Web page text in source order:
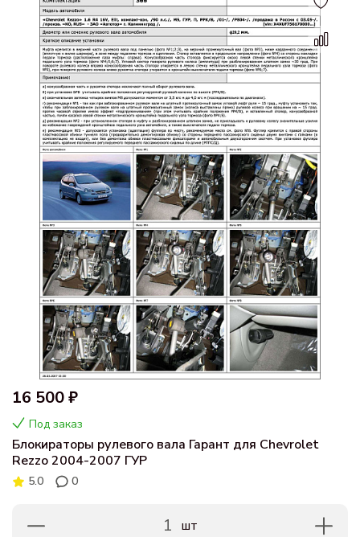
16 500 ₽
Под заказ
Блокираторы рулевого вала Гарант для Chevrolet
Rezzo 2004-2007 ГУР
5.0 0
1 шт